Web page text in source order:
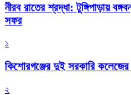
নীরব রাতের শ্রদ্ধা: টুঙ্গিপাড়ায়
সফর
১
কিশোরগঞ্জের দুই সরকারি কলেজের
২